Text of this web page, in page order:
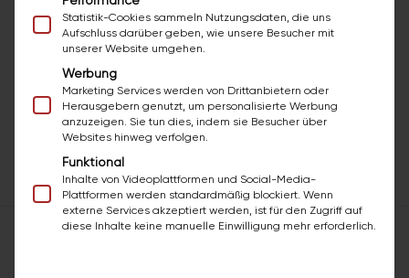
Meinertzstraße 5
48159 Münster
Nordrhein-Westfalen, Deutschland
Andreas Duchowski
Anfrage senden → Anrufen
Zum Standort ↗
Statistik-Cookies sammeln Nutzungsdaten, die uns
Aufschluss darüber geben, wie unsere Besucher mit
unserer Website umgehen.
Werbung
Marketing Services werden von Drittanbietern oder
Herausgebern genutzt, um personalisierte Werbung
anzuzeigen. Sie tun dies, indem sie Besucher über
Websites hinweg verfolgen.
Funktional
Inhalte von Videoplattformen und Social-Media-
Plattformen werden standardmäßig blockiert. Wenn
externe Services akzeptiert werden, ist für den Zugriff auf
diese Inhalte keine manuelle Einwilligung mehr erforderlich.